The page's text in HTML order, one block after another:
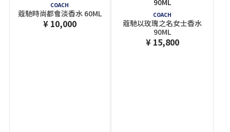
COACH
蔻馳時尚都會淡香水 60ML
¥ 10,000
COACH
蔻馳以玫瑰之名女士香水
90ML
¥ 15,800